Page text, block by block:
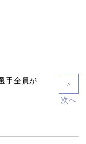
＞
次へ
手全員が